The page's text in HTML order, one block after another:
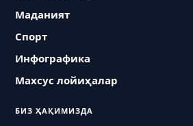
Маданият
Спорт
Инфографика
Махсус лойиҳалар
БИЗ ҲАҚИМИЗДА